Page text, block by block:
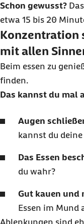
Schon gewusst?
etwa 15 bis 20
Konzentration
mit allen
Beim essen zu
finden.
Das kannst du mal
Augen
kannst du
Das Essen
du wahr?
Gut kauen und
Essen im Mund
Ablenkungen sind